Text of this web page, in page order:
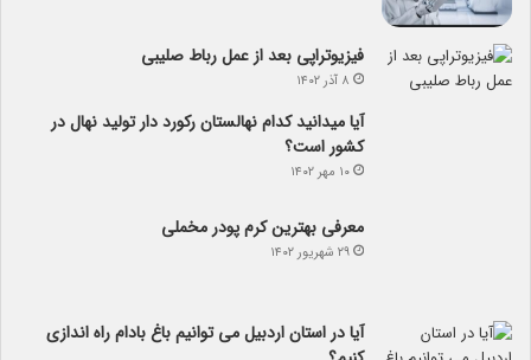
فیزیوتراپی بعد از عمل رباط صلیبی
۸ آذر ۱۴۰۲
آیا می­دانید کدام نهالستان رکورد دار تولید نهال­ در
کشور است؟
۱۰ مهر ۱۴۰۲
۲۹ شهریور ۱۴۰۲
۲۸ شهریور ۱۴۰۲